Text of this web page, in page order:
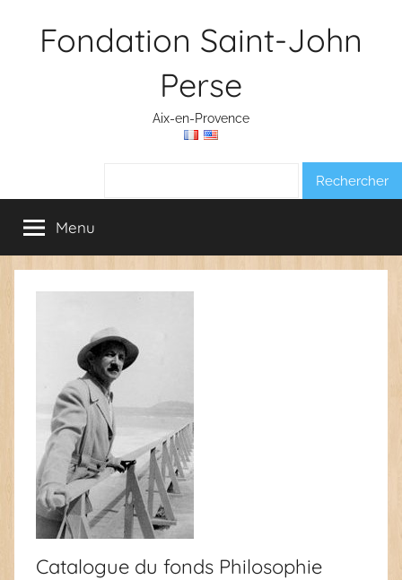
Fondation Saint-John
Perse
Aix-en-Provence
Menu
Catalogue du fonds Philosophie